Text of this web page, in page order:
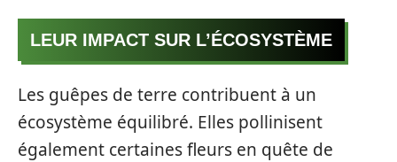
LEUR IMPACT SUR L’ÉCOSYSTÈME
Les guêpes de terre contribuent à un
écosystème équilibré. Elles pollinisent
également certaines fleurs en quête de